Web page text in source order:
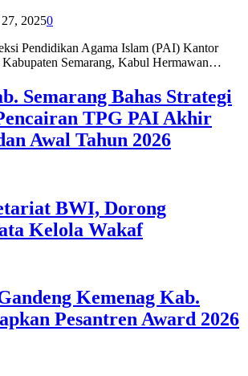
20250
Pendidikan Agama Islam (PAI) Kantor
Semarang, Kabul Hermawan…
Semarang Bahas Strategi
TPG PAI Akhir
Awal Tahun 2026
BWI, Dorong
Kelola Wakaf
Kemenag Kab.
Pesantren Award 2026